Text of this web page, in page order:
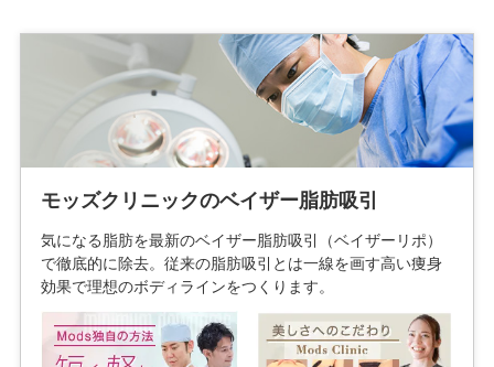
モッズクリニックのベイザー脂肪吸引
気になる脂肪を最新のベイザー脂肪吸引（ベイザーリポ）
で徹底的に除去。従来の脂肪吸引とは一線を画す高い痩身
効果で理想のボディラインをつくります。